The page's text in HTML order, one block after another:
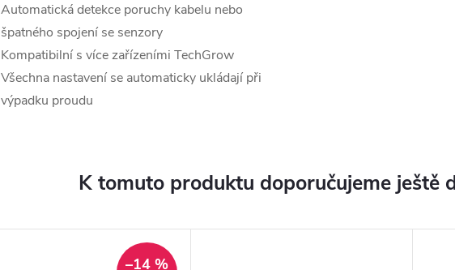
Automatická detekce poruchy kabelu nebo
špatného spojení se senzory
Kompatibilní s více zařízeními TechGrow
Všechna nastavení se automaticky ukládají při
výpadku proudu
K tomuto produktu doporučujeme ještě
–14 %